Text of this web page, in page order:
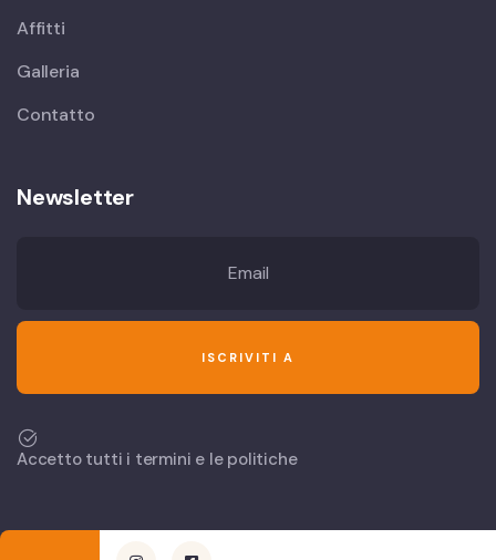
Affitti
Galleria
Contatto
Newsletter
Accetto tutti i termini e le politiche